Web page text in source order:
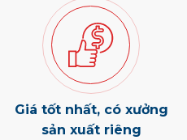
Giá tốt nhất, có xưởng
sản xuất riêng